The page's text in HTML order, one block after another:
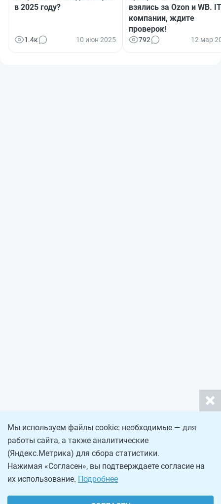
в 2025 году?
1.4к 10 июн 2025
взялись за Ozon и WB.
компании, ждите
проверок!
792 12 мар
Мы используем файлы cookie: необходимые — для
работы сайта, а также аналитические
(Яндекс.Метрика) для сбора статистики.
Нажимая «Согласен», вы подтверждаете согласие на
их использование. Подробнее